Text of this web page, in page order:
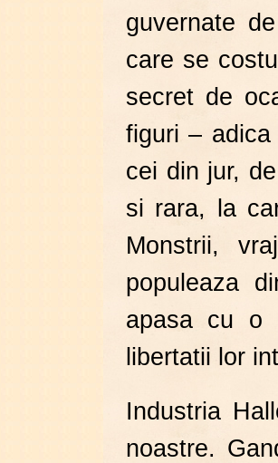
guvernate
care se
secret de
figuri –
cei din jur,
si rara, la
Monstrii,
populeaza
apasa cu o
libertatii lor
Industria
noastre.